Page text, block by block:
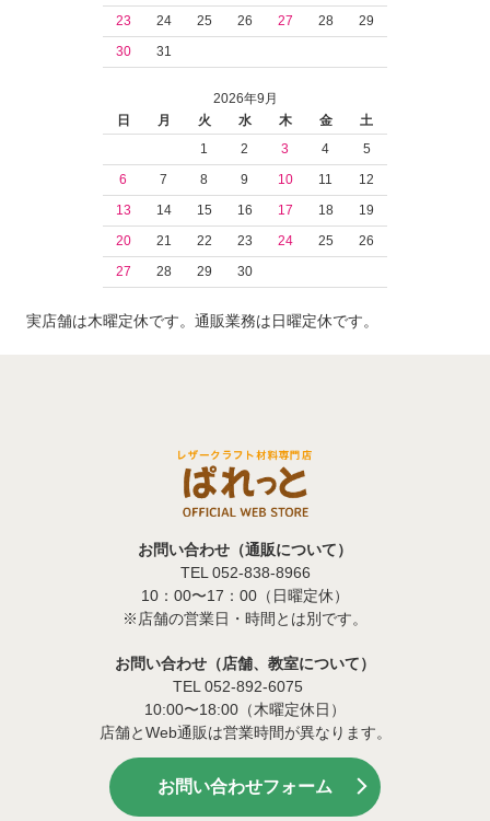
23
24 25 26 27 28
29
30
31
2026年9月
日
月 火 水 木 金
土
1
2 3 4
5
6
7 8 9 10 11
12
13
14 15 16 17 18
19
20
21 22 23 24 25
26
27
28 29 30
実店舗は木曜定休です。通販業務は日曜定休です。
お問い合わせ（通販について）
TEL 052-838-8966
10：00〜17：00（日曜定休）
※店舗の営業日・時間とは別です。
お問い合わせ（店舗、教室について）
TEL 052-892-6075
10:00〜18:00（木曜定休日）
店舗とWeb通販は営業時間が異なります。
お問い合わせフォーム